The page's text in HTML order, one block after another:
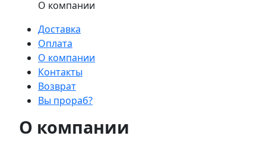
О компании
Доставка
Оплата
О компании
Контакты
Возврат
Вы прораб?
О компании